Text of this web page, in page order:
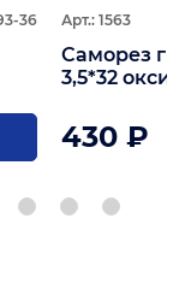
36 Арт.: 1563
Саморез
3,5*32
430 ₽